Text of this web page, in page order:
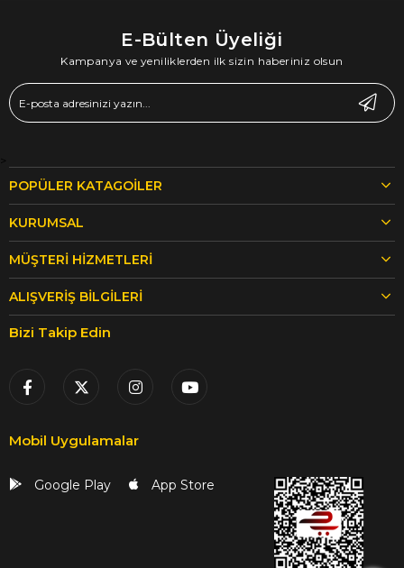
E-Bülten Üyeliği
Kampanya ve yeniliklerden ilk sizin haberiniz olsun
POPÜLER KATAGOİLER
KURUMSAL
MÜŞTERİ HİZMETLERİ
ALIŞVERİŞ BİLGİLERİ
Bizi Takip Edin
Mobil Uygulamalar
Google Play App Store